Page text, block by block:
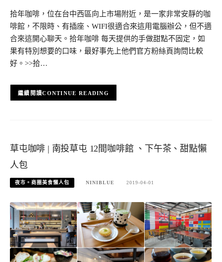
拾年咖啡，位在台中西區向上市場附近，是一家非常安靜的咖
啡館，不限時、有插座、WIFI很適合來這用電腦辦公，但不適
合來這開心聊天。拾年咖啡 每天提供的手做甜點不固定，如
果有特別想要的口味，最好事先上他們官方粉絲頁詢問比較
好。>>拾…
CONTINUE READING
草屯咖啡 | 南投草屯 12間咖啡館 、下午茶、甜點懶
人包
夜市。商圈美食懶人包 NINIBLUE 2019-04-01